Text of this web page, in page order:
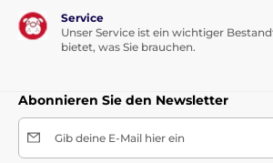
Service
Unser Service ist ein wichtiger
bietet, was Sie brauchen.
Abonnieren Sie den Newsletter
Gib deine E-Mail hier ein